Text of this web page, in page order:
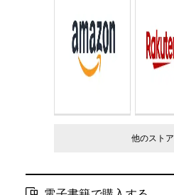
Cコード：
判型：
他のストア